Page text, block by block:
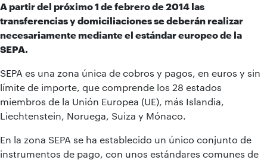
A partir del próximo 1 de febrero de 2014 las
transferencias y domiciliaciones se deberán realizar
necesariamente mediante el estándar europeo de la
SEPA.
SEPA es una zona única de cobros y pagos, en euros y sin
límite de importe, que comprende los 28 estados
miembros de la Unión Europea (UE), más Islandia,
Liechtenstein, Noruega, Suiza y Mónaco.
En la zona SEPA se ha establecido un único conjunto de
instrumentos de pago, con unos estándares comunes de